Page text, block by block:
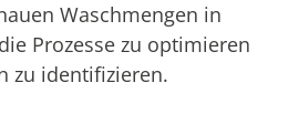
Waschmengen in
Prozesse zu optimieren
zu identifizieren.